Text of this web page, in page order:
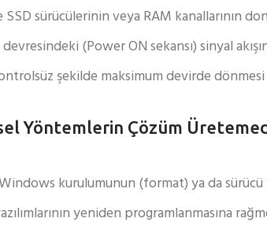
sürücülerinin veya RAM kanallarının
(Power ON sekansı) sinyal
şekilde maksimum devirde
Yöntemlerin Çözüm
kurulumunun (format) ya da
yeniden programlanmasına